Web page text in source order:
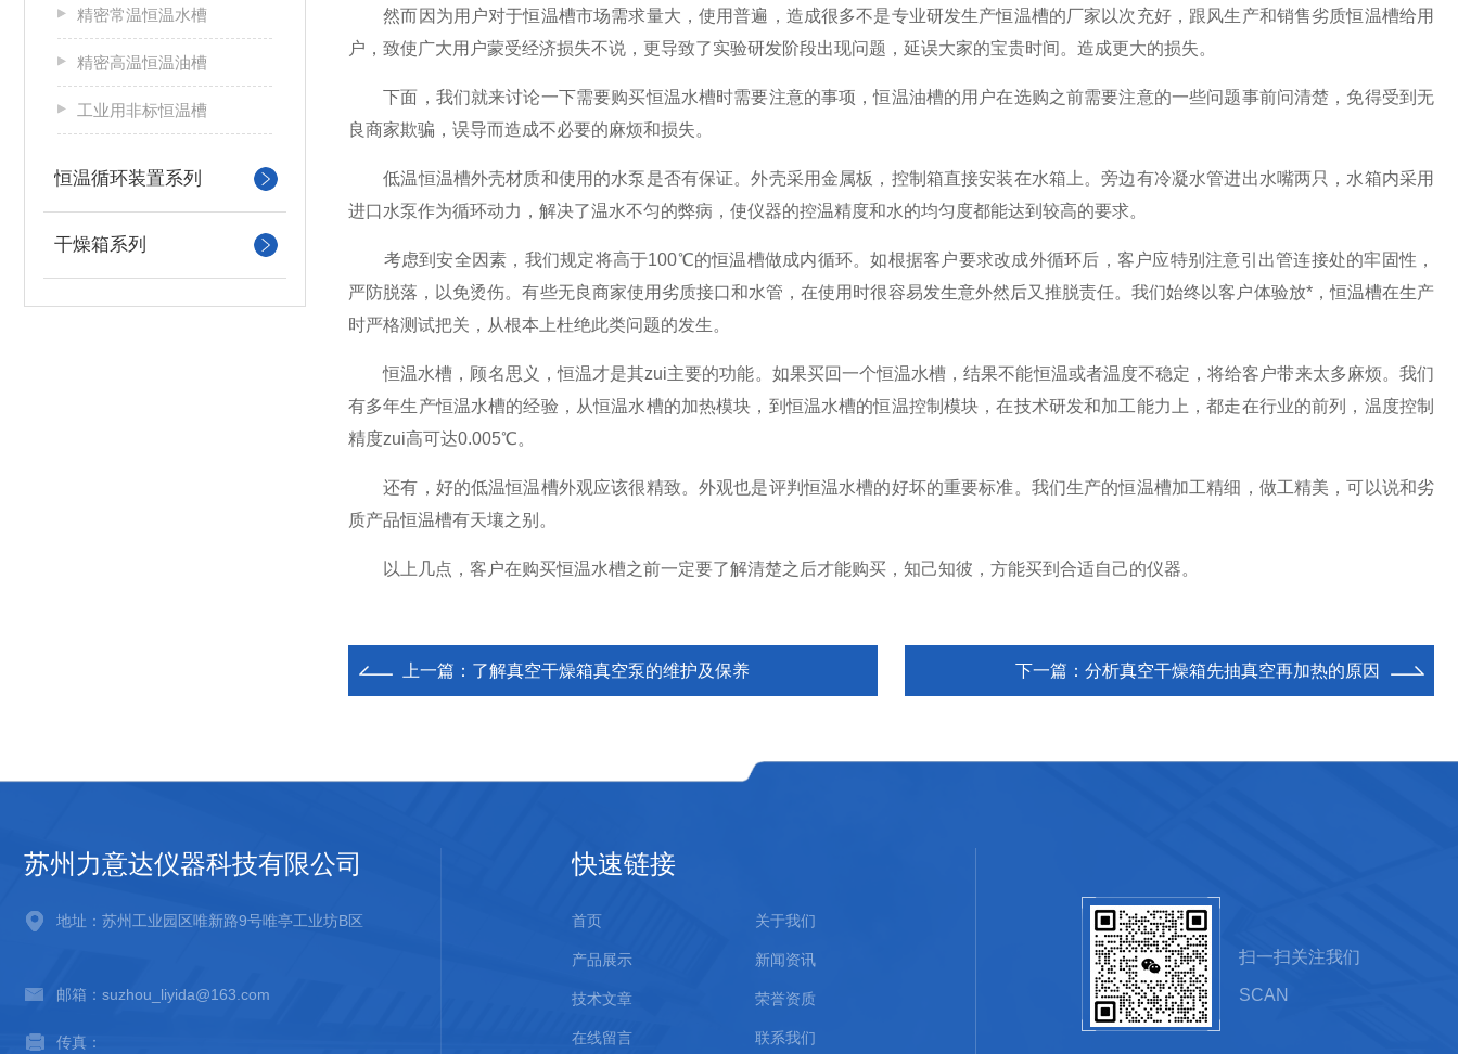
精密常温恒温水槽
精密高温恒温油槽
工业用非标恒温槽
恒温循环装置系列
干燥箱系列
然而因为用户对于恒温槽市场需求量大，使用普遍，造成很多不是专业研发生产恒温槽的厂家以次充好，跟风生产和销售劣质恒温槽给用
户，致使广大用户蒙受经济损失不说，更导致了实验研发阶段出现问题，延误大家的宝贵时间。造成更大的损失。
下面，我们就来讨论一下需要购买恒温水槽时需要注意的事项，恒温油槽的用户在选购之前需要注意的一些问题事前问清楚，免得受到无
良商家欺骗，误导而造成不必要的麻烦和损失。
低温恒温槽外壳材质和使用的水泵是否有保证。外壳采用金属板，控制箱直接安装在水箱上。旁边有冷凝水管进出水嘴两只，水箱内采用
进口水泵作为循环动力，解决了温水不匀的弊病，使仪器的控温精度和水的均匀度都能达到较高的要求。
考虑到安全因素，我们规定将高于100℃的恒温槽做成内循环。如根据客户要求改成外循环后，客户应特别注意引出管连接处的牢固性，
严防脱落，以免烫伤。有些无良商家使用劣质接口和水管，在使用时很容易发生意外然后又推脱责任。我们始终以客户体验放*，恒温槽在生产
时严格测试把关，从根本上杜绝此类问题的发生。
恒温水槽，顾名思义，恒温才是其zui主要的功能。如果买回一个恒温水槽，结果不能恒温或者温度不稳定，将给客户带来太多麻烦。我们
有多年生产恒温水槽的经验，从恒温水槽的加热模块，到恒温水槽的恒温控制模块，在技术研发和加工能力上，都走在行业的前列，温度控制
精度zui高可达0.005℃。
还有，好的低温恒温槽外观应该很精致。外观也是评判恒温水槽的好坏的重要标准。我们生产的恒温槽加工精细，做工精美，可以说和劣
质产品恒温槽有天壤之别。
以上几点，客户在购买恒温水槽之前一定要了解清楚之后才能购买，知己知彼，方能买到合适自己的仪器。
上一篇： 了解真空干燥箱真空泵的维护及保养 下一篇： 分析真空干燥箱先抽真空再加热的原因
苏州力意达仪器科技有限公司
地址：苏州工业园区唯新路9号唯亭工业坊B区
邮箱：suzhou_liyida@163.com
传真：
快速链接
首页 关于我们
产品展示 新闻资讯
技术文章 荣誉资质
在线留言 联系我们
扫一扫关注我们
SCAN